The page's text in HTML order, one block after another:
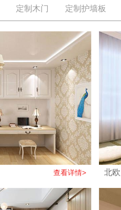
定制木门 定制护墙板
查看详情> 北